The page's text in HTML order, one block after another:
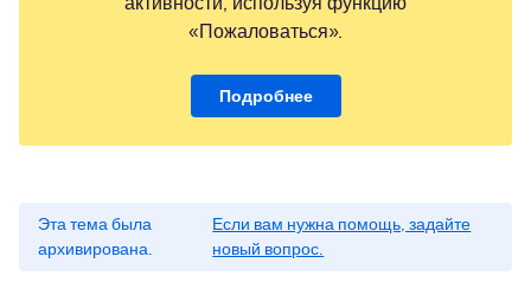
«Пожаловаться».
Подробнее
Эта тема была
архивирована.
Если вам нужна помощь, задайте
новый вопрос.